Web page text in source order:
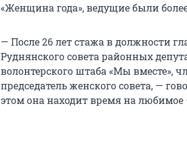
«Женщина года», ведущие были
— После 26 лет стажа в должности
Руднянского совета районных
волонтерского штаба «Мы вместе»,
председатель женского совета, —
этом она находит время на